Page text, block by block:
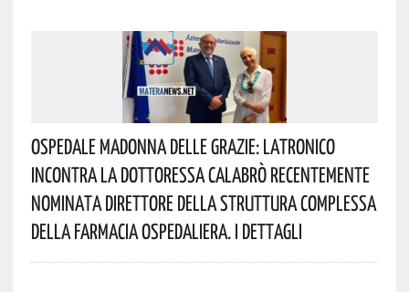
Ospedale Madonna Delle Grazie: Latronico
Incontra La Dottoressa Calabrò Recentemente
Nominata Direttore Della Struttura Complessa
Della Farmacia Ospedaliera. I Dettagli